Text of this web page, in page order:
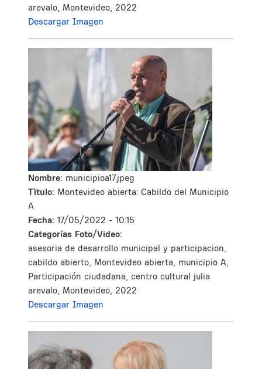
arevalo, Montevideo, 2022
Descargar Imagen
Nombre: municipioa17.jpeg
Tìtulo: Montevideo abierta: Cabildo del Municipio
A
Fecha: 17/05/2022 - 10:15
Categorías Foto/Video:
asesoria de desarrollo municipal y participacion,
cabildo abierto, Montevideo abierta, municipio A,
Participación ciudadana, centro cultural julia
arevalo, Montevideo, 2022
Descargar Imagen